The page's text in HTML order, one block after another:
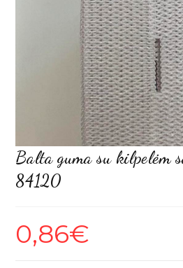
Balta guma su kilpelėm
84120
0,86€